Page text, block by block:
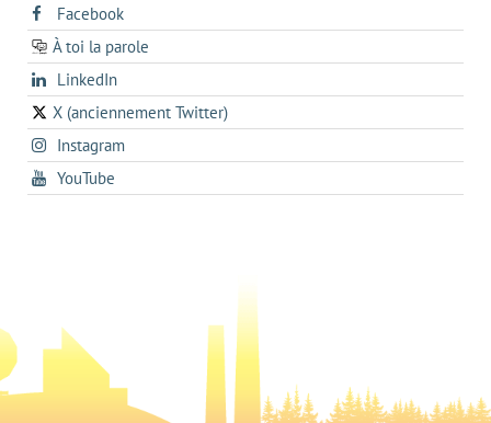
Facebooks'ouvre
dans
un
onglet
À toi la parole
opens
in
a
new
tab
LinkedInopens
in
a
new
X (anciennement Twitter)
s'ouvre
dans
un
nouvel
Instagrams'ouvre
dans
un
YouTube
dans